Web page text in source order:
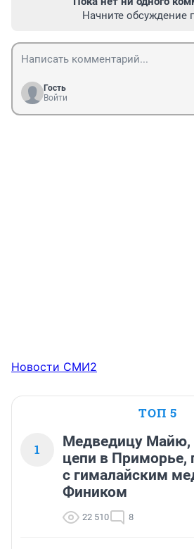
Начните обсуждение
Гость
Войти
Новости СМИ2
ТОП 5
1
Медведицу
цепи в Приморье,
с гималайским
Фиником
22 510 8